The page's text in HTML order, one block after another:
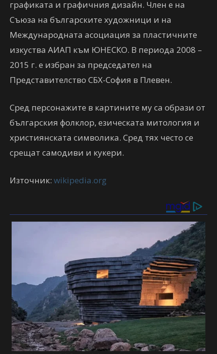
графиката и графичния дизайн. Член е на
Съюза на българските художници и на
Международната асоциация за пластичните
изкуства АИАП към ЮНЕСКО. В периода 2008 –
2015 г. е избран за председател на
Представителство СБХ-София в Плевен.
Сред персонажите в картините му са образи от
българския фолклор, езическата митология и
християнската символика. Сред тях често се
срещат самодиви и кукери.
Източник: wikipedia.org